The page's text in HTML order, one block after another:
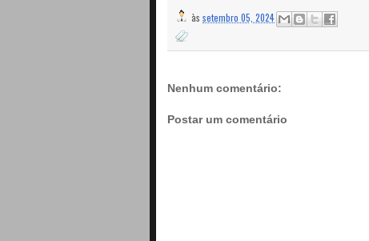
às setembro 05, 2024
Nenhum comentário:
Postar um comentário